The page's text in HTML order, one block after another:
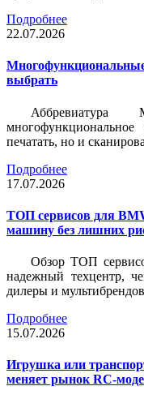
Подробнее
22.07.2026
выбрать
печатать, но и
Подробнее
17.07.2026
ТОП сервисов для
машину без лишних
Обзор ТОП
надежный техцентр,
дилеры и
Подробнее
15.07.2026
Игрушка или
меняет рынок RC-